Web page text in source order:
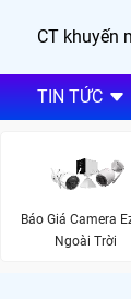
CT khuyến
TIN TỨC
Báo Giá Camera
Ngoài Trời